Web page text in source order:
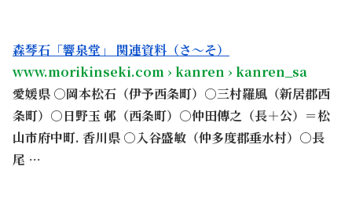
森琴石「響泉堂」 関連資料（さ～そ）
www.morikinseki.com › kanren › kanren_sa
愛媛県 ○岡本松石（伊予西条町）○三村羅風（新居郡西
条町）○日野玉 邨（西条町）○仲田傳之（長＋公）＝松
山市府中町. 香川県 ○入谷盛敏（仲多度郡垂水村）○長
尾 …